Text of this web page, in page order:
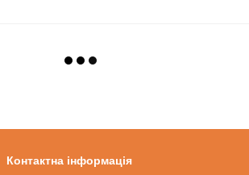
Контактна інформація